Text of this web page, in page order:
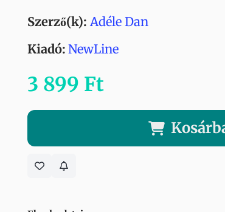
Szerző(k): Adéle Dan
Kiadó: NewLine
3 899 Ft